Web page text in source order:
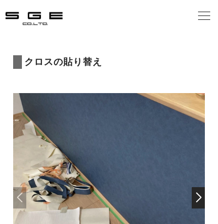
クロスの貼り替え
施工事例
お客様の声
お知らせ
お問合せ